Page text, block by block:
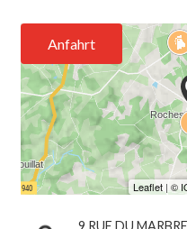
Anfahrt
9 RUE DU MARBRE